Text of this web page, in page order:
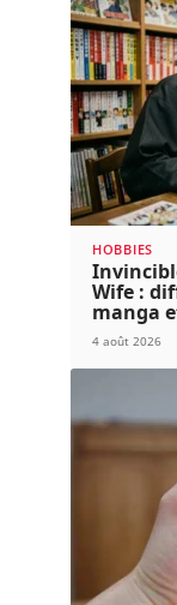
HOBBIES
Wife :
manga
4 août 2026